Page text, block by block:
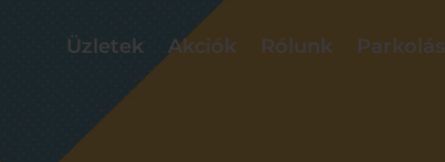
Üzletek Akciók Rólunk Parkolás